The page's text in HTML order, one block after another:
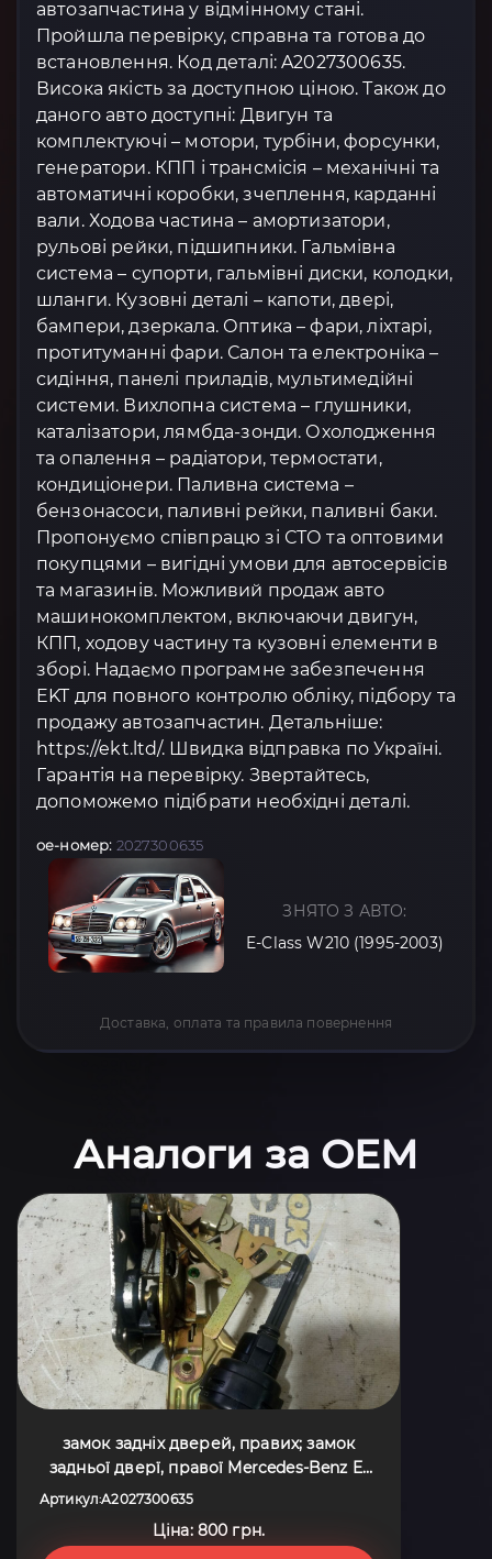
автозапчастина у відмінному стані.
Пройшла перевірку, справна та готова до
встановлення. Код деталі: A2027300635.
Висока якість за доступною ціною. Також до
даного авто доступні: Двигун та
комплектуючі – мотори, турбіни, форсунки,
генератори. КПП і трансмісія – механічні та
автоматичні коробки, зчеплення, карданні
вали. Ходова частина – амортизатори,
рульові рейки, підшипники. Гальмівна
система – супорти, гальмівні диски, колодки,
шланги. Кузовні деталі – капоти, двері,
бампери, дзеркала. Оптика – фари, ліхтарі,
протитуманні фари. Салон та електроніка –
сидіння, панелі приладів, мультимедійні
системи. Вихлопна система – глушники,
каталізатори, лямбда-зонди. Охолодження
та опалення – радіатори, термостати,
кондиціонери. Паливна система –
бензонасоси, паливні рейки, паливні баки.
Пропонуємо співпрацю зі СТО та оптовими
покупцями – вигідні умови для автосервісів
та магазинів. Можливий продаж авто
машинокомплектом, включаючи двигун,
КПП, ходову частину та кузовні елементи в
зборі. Надаємо програмне забезпечення
EKT для повного контролю обліку, підбору та
продажу автозапчастин. Детальніше:
https://ekt.ltd/. Швидка відправка по Україні.
Гарантія на перевірку. Звертайтесь,
допоможемо підібрати необхідні деталі.
oe-номер: 2027300635
ЗНЯТО З АВТО:
E-Class W210 (1995-2003)
Доставка, оплата та правила повернення
Аналоги за OEM
замок задніх дверей, правих; замок
задньої дверї, правої Mercedes-Benz E-
Class W210 (1995-2003) A2027300635
Артикул:A2027300635
Ціна: 800 грн.